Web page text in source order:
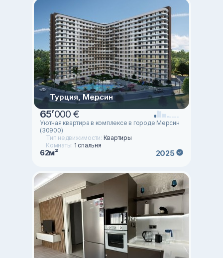
Турция, Мерсин
65’000 €
Уютная квартира в комплексе в городе Мерсин
(30900)
Тип недвижимости: Квартиры
Комнаты: 1 спальня
62м² 2025